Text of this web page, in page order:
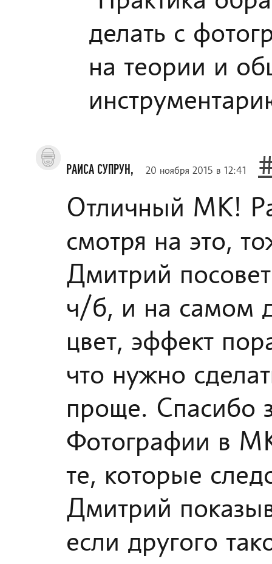
делать с
на теории и
РАИСА СУПРУН, 20 ноября 2015 в 12:41
Отличный МК!
смотря на это,
Дмитрий
ч/б, и на самом
цвет, эффект
что нужно
проще. Спасибо
Фотографии в
те, которые
Дмитрий
если другого